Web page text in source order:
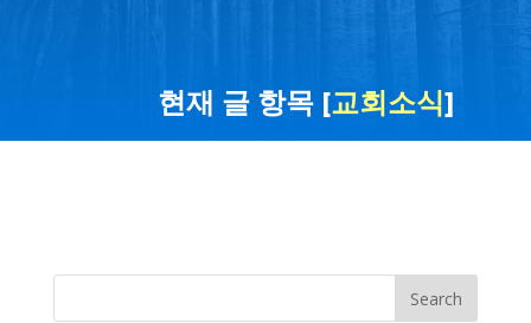
현재 글 항목 [교회소식]